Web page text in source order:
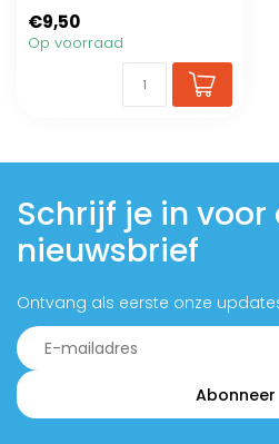
€9,50
Op voorraad
Schrijf je in voor
nieuwsbrief
Ontvang als eerste onze
Abonneer